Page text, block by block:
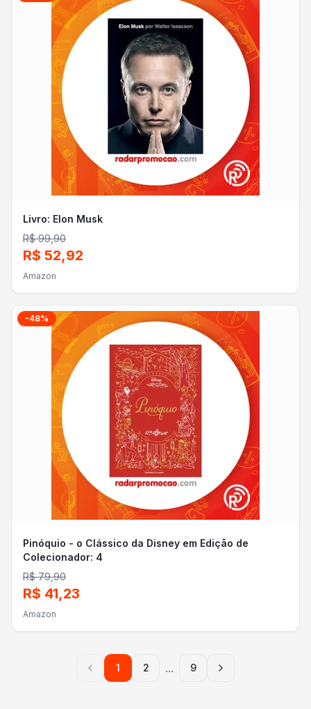
Livro: Elon Musk
R$ 99,90
R$ 52,92
Amazon
-48%
Pinóquio - o Clássico da Disney em Edição de
Colecionador: 4
R$ 79,90
R$ 41,23
Amazon
1 2 ... 9